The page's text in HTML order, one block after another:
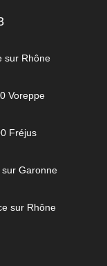
sur Rhône
Voreppe
Fréjus
Garonne
sur Rhône